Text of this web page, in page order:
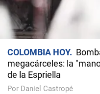
COLOMBIA HOY
megacárceles: la
de la Espriella
Por Daniel Castropé